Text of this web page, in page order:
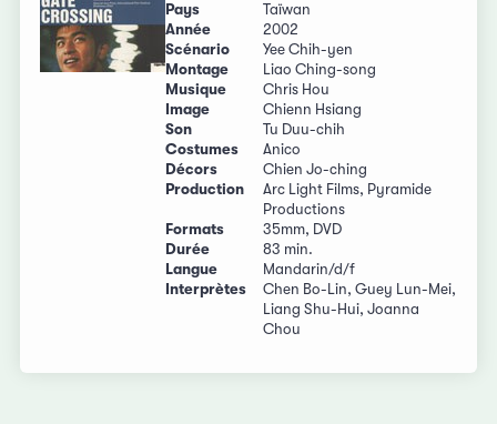
Pays
Taïwan
Année
2002
Scénario
Yee Chih-yen
Montage
Liao Ching-song
Musique
Chris Hou
Image
Chienn Hsiang
Son
Tu Duu-chih
Costumes
Anico
Décors
Chien Jo-ching
Production
Arc Light Films, Pyramide
Productions
Formats
35mm, DVD
Durée
83 min.
Langue
Mandarin/d/f
Interprètes
Chen Bo-Lin, Guey Lun-Mei,
Liang Shu-Hui, Joanna
Chou